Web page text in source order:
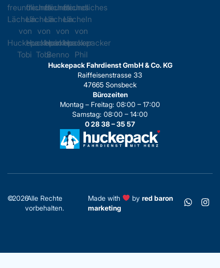
Huckepack Fahrdienst GmbH & Co. KG
Raiffeisenstrasse 33
47665 Sonsbeck
Bürozeiten
Montag – Freitag: 08:00 – 17:00
Samstag: 08:00 – 14:00
0 28 38 – 35 57
©2026Alle Rechte
vorbehalten.
Made with byred baron
marketing